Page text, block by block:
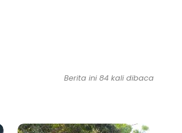
Berita ini 84 kali dibaca